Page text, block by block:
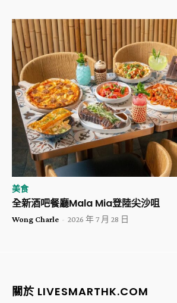
美食
全新酒吧餐廳Mala Mia登陸尖沙咀
Wong Charle - 2026 年 7 月 28 日
關於 LIVESMARTHK.COM